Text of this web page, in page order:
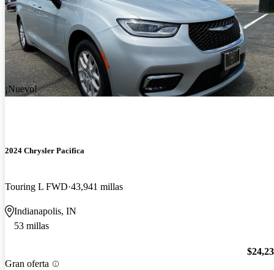
¡Nuevo!
2024 Chrysler Pacifica
Touring L FWD 43,941 millas
Indianapolis, IN
53 millas
Gran oferta